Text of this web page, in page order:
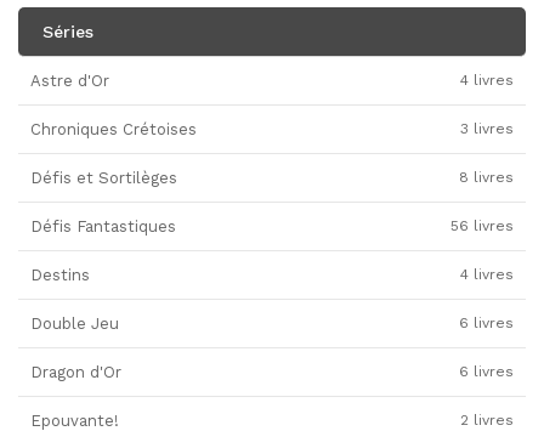
Séries
Astre d'Or 4 livres
Chroniques Crétoises 3 livres
Défis et Sortilèges 8 livres
Défis Fantastiques 56 livres
Destins 4 livres
Double Jeu 6 livres
Dragon d'Or 6 livres
Epouvante! 2 livres